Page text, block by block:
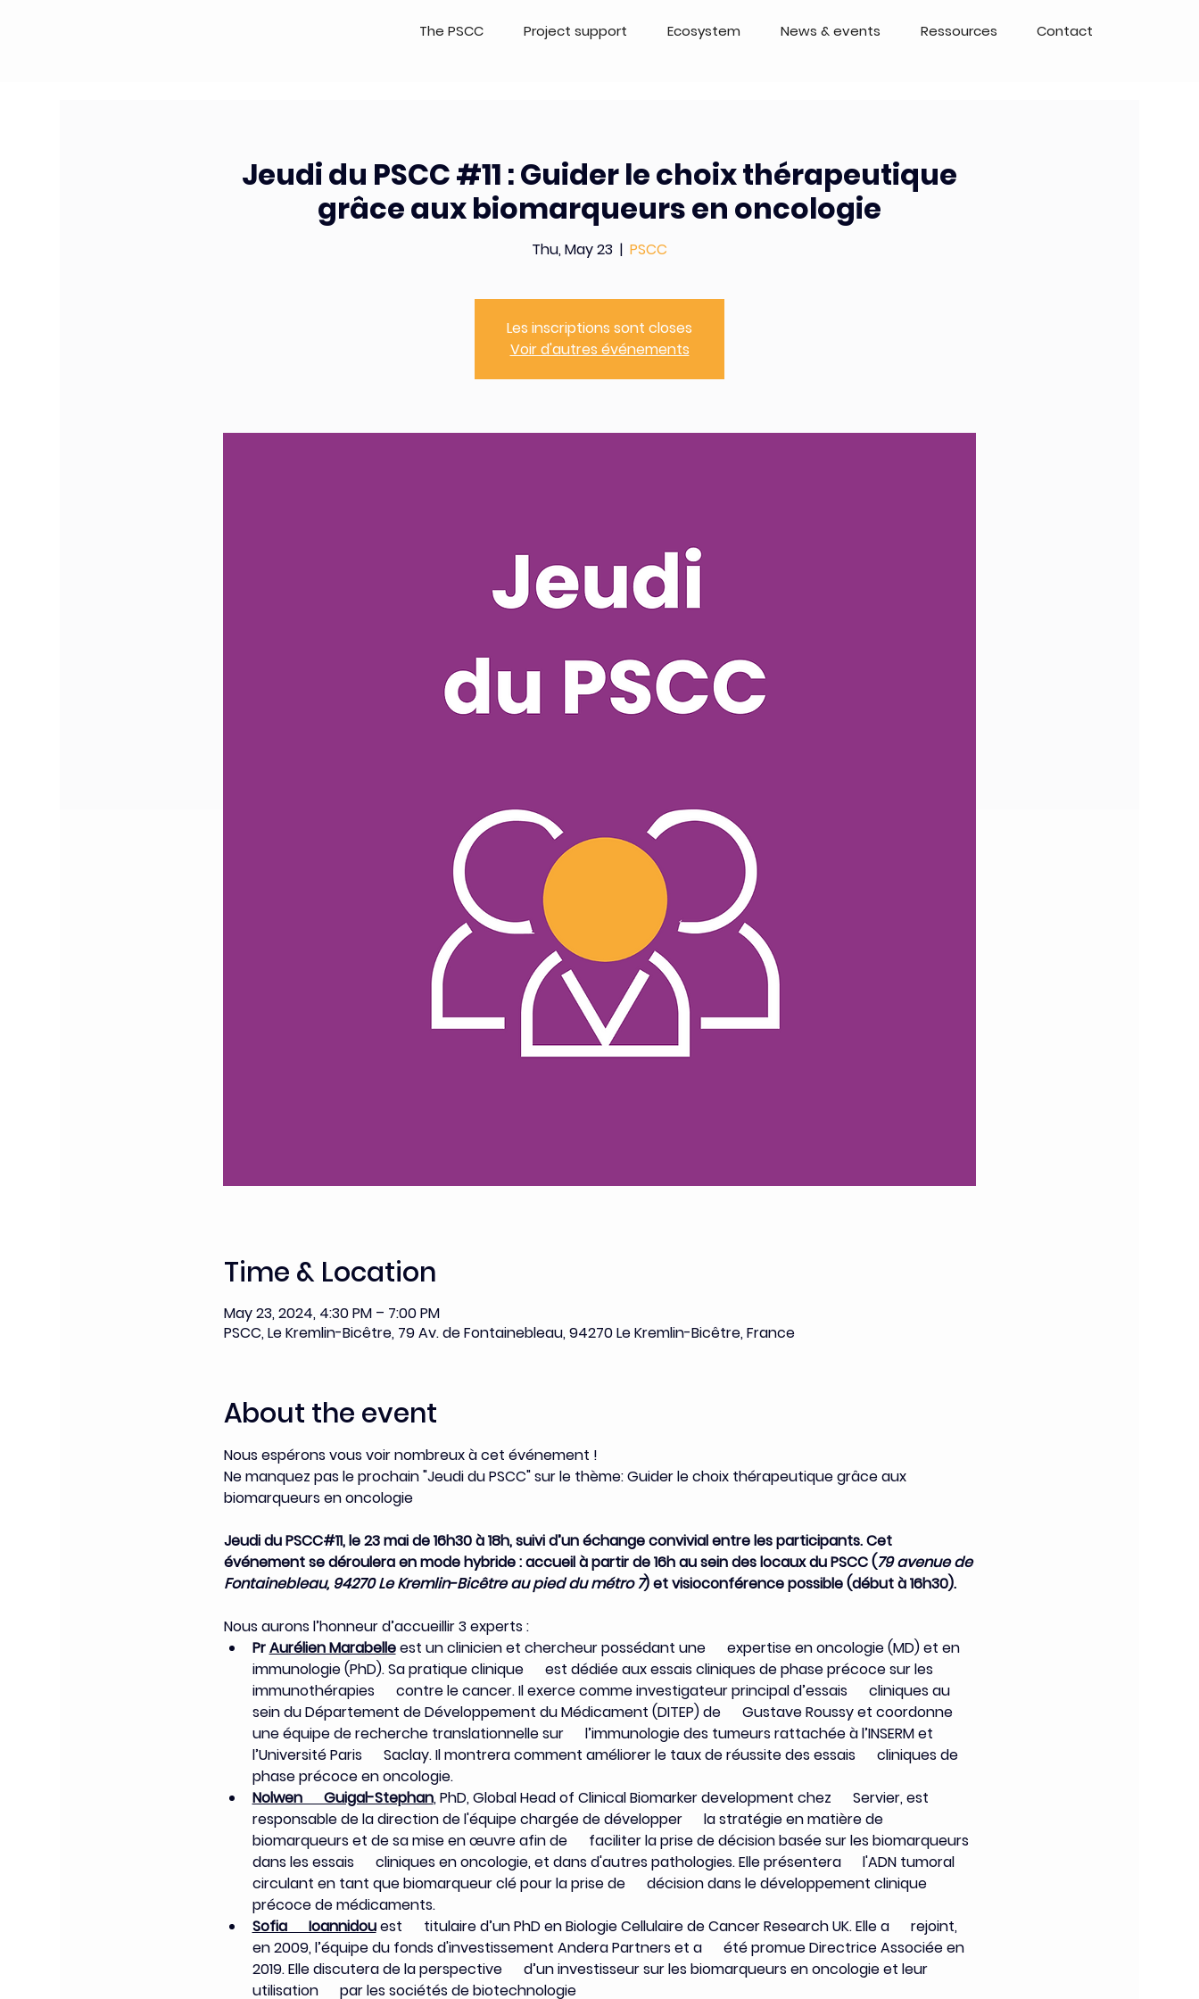
The PSCC Project support Ecosystem News & events Ressources Contact
Jeudi du PSCC #11 : Guider le choix thérapeutique
grâce aux biomarqueurs en oncologie
Thu, May 23
  |
PSCC
Les inscriptions sont closes
Voir d'autres événements
Time & Location
May 23, 2024, 4:30 PM – 7:00 PM
PSCC, Le Kremlin-Bicêtre, 79 Av. de Fontainebleau, 94270 Le Kremlin-Bicêtre, France
About the event
Nous espérons vous voir nombreux à cet événement !
Ne manquez pas le prochain "Jeudi du PSCC" sur le thème: Guider le choix thérapeutique grâce aux
biomarqueurs en oncologie
Jeudi du PSCC#11, le 23 mai de 16h30 à 18h, suivi d’un échange convivial entre les participants. Cet
événement se déroulera en mode hybride : accueil à partir de 16h au sein des locaux du PSCC (79 avenue de
Fontainebleau, 94270 Le Kremlin-Bicêtre au pied du métro 7) et visioconférence possible (début à 16h30).
Nous aurons l’honneur d’accueillir 3 experts :
Pr Aurélien Marabelle est un clinicien et chercheur possédant une      expertise en oncologie (MD) et en
immunologie (PhD). Sa pratique clinique      est dédiée aux essais cliniques de phase précoce sur les
immunothérapies      contre le cancer. Il exerce comme investigateur principal d’essais      cliniques au
sein du Département de Développement du Médicament (DITEP) de      Gustave Roussy et coordonne
une équipe de recherche translationnelle sur      l’immunologie des tumeurs rattachée à l’INSERM et
l’Université Paris      Saclay. Il montrera comment améliorer le taux de réussite des essais      cliniques de
phase précoce en oncologie.
Nolwen      Guigal-Stephan, PhD, Global Head of Clinical Biomarker development chez      Servier, est
responsable de la direction de l'équipe chargée de développer      la stratégie en matière de
biomarqueurs et de sa mise en œuvre afin de      faciliter la prise de décision basée sur les biomarqueurs
dans les essais      cliniques en oncologie, et dans d'autres pathologies. Elle présentera      l'ADN tumoral
circulant en tant que biomarqueur clé pour la prise de      décision dans le développement clinique
précoce de médicaments.
Sofia      Ioannidou est      titulaire d’un PhD en Biologie Cellulaire de Cancer Research UK. Elle a      rejoint,
en 2009, l’équipe du fonds d'investissement Andera Partners et a      été promue Directrice Associée en
2019. Elle discutera de la perspective      d’un investisseur sur les biomarqueurs en oncologie et leur
utilisation      par les sociétés de biotechnologie